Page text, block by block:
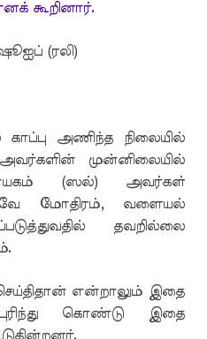
கூறினார்.
(ரலி)
அணிந்த நிலையில்
முன்னிலையில்
(ஸல்) அவர்கள்
மோதிரம், வளையல்
தவறில்லை
என்றாலும் இதை
கொண்டு இதை